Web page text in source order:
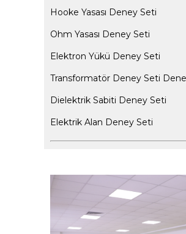
Hooke Yasası Deney Seti
Ohm Yasası Deney Seti
Elektron Yükü Deney Seti
Transformatör Deney Seti
Dielektrik Sabiti Deney Seti
Elektrik Alan Deney Seti